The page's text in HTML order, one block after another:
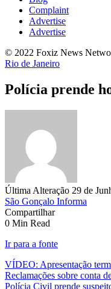
Complaint
Advertise
Advertise
© 2022 Foxiz News
Rio de Janeiro
Polícia prende
Última Alteração 29 de
São Gonçalo Informa
Compartilhar
0 Min Read
Ir para a fonte
VÍDEO: Apresentação
Reclamações sobre conta
Polícia Civil prende